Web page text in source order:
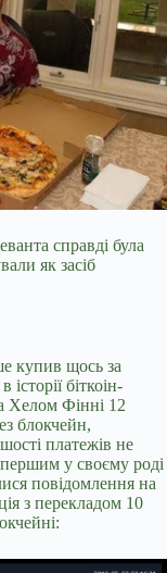
справді була
як засіб
купив щось за
біткоін-
Хелом Фінні 12
блокчейн,
платежів не
у своєму роді
повідомлення на
з перекладом 10